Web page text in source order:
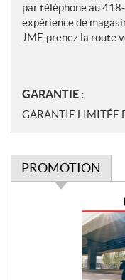
par téléphone au
expérience de
JMF, prenez la route
GARANTIE :
GARANTIE LIMITÉE
PROMOTION